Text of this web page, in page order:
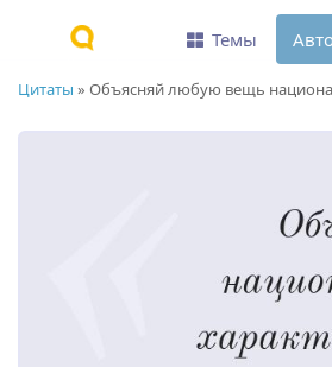
Цитаты » Объясняй любую вещь
Темы